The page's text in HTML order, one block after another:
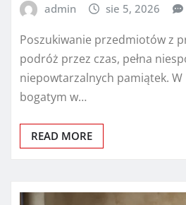
admin sie 5, 2026
Poszukiwanie przedmiotów z
podróż przez czas, pełna
niepowtarzalnych pamiątek. W
bogatym w…
READ MORE